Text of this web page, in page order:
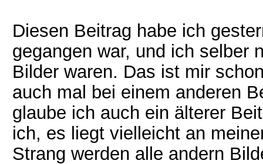
Diesen Beitrag habe ich
gegangen war, und ich selber
Bilder waren. Das ist mir
auch mal bei einem anderen
glaube ich auch ein älterer
ich, es liegt vielleicht an
Strang werden alle andern